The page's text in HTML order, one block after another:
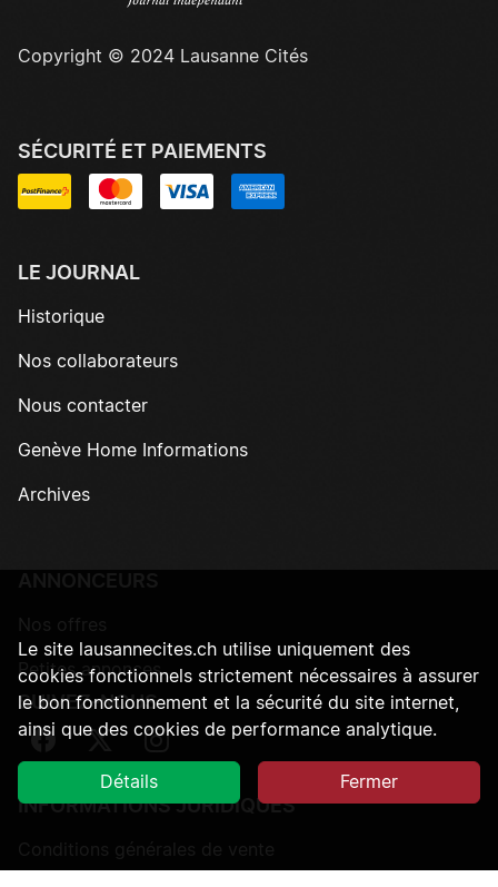
Copyright © 2024 Lausanne Cités
SÉCURITÉ ET PAIEMENTS
LE JOURNAL
Historique
Nos collaborateurs
Nous contacter
Genève Home Informations
Archives
Petites annonces
SUIVEZ-NOUS
Suivez-nous sur Facebook
Suivez-nous sur Twitter
Suivez-nous sur Instagram
INFORMATIONS JURIDIQUES
Le site lausannecites.ch utilise uniquement des
cookies fonctionnels strictement nécessaires à assurer
le bon fonctionnement et la sécurité du site internet,
ainsi que des cookies de performance analytique.
Détails Fermer